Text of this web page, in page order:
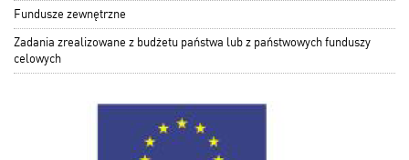
Fundusze zewnętrzne
Zadania zrealizowane z budżetu państwa lub z państwowych funduszy
celowych